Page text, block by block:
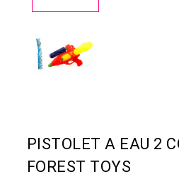
PISTOLET A EAU 2
FOREST TOYS